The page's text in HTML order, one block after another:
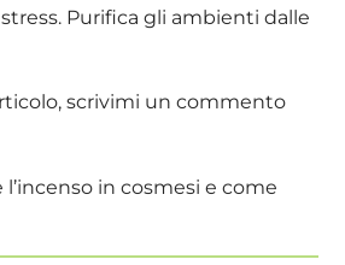
Purifica gli ambienti dalle
scrivimi un commento
in cosmesi e come